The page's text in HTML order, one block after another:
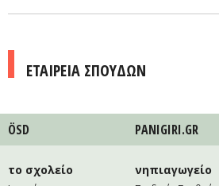
ΕΤΑΙΡΕΙΑ ΣΠΟΥΔΩΝ
ÖSD PANIGIRI.GR
το σχολείο νηπιαγωγείο